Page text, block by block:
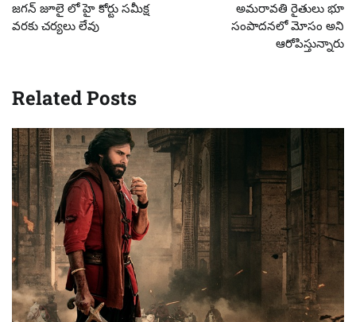
జగన్ జూలై లో హై కోర్టు సమీక్ష
వరకు చర్యలు లేవు
అమరావతి రైతులు భూ
సంపాదనలో మోసం అని
ఆరోపిస్తున్నారు
Related Posts